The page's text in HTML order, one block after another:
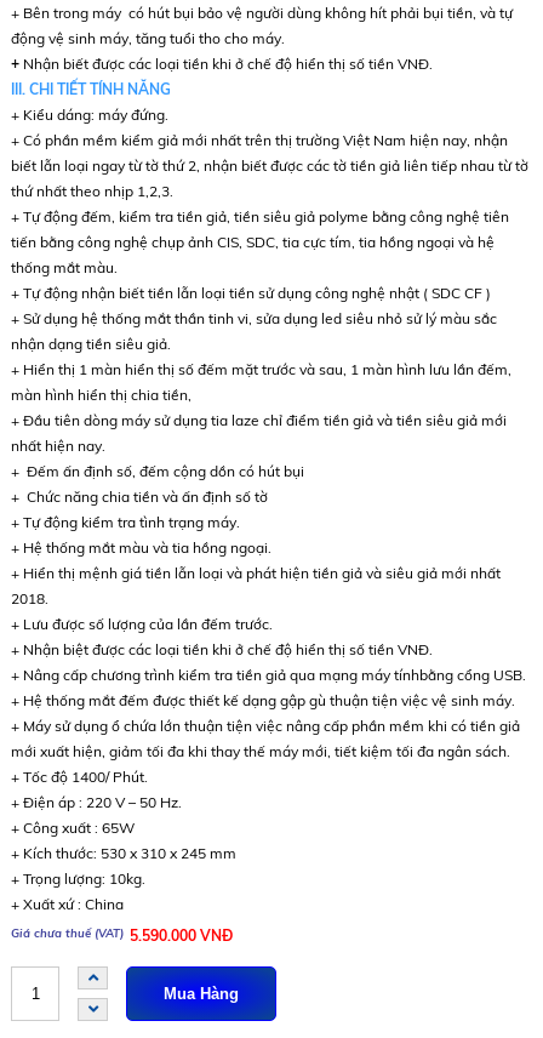
+ Bên trong máy có hút bụi bảo vệ người dùng không hít phải bụi tiền, và tự
động vệ sinh máy, tăng tuổi tho cho máy.
+ Nhận biết được các loại tiền khi ở chế độ hiển thị số tiền VNĐ.
III. CHI TIẾT TÍNH NĂNG
+ Kiểu dáng: máy đứng.
+ Có phần mềm kiểm giả mới nhất trên thị trường Việt Nam hiện nay, nhận
biết lẫn loại ngay từ tờ thứ 2, nhận biết được các tờ tiền giả liên tiếp nhau từ tờ
thứ nhất theo nhịp 1,2,3.
+ Tự động đếm, kiểm tra tiền giả, tiền siêu giả polyme bằng công nghệ tiên
tiến bằng công nghệ chụp ảnh CIS, SDC, tia cực tím, tia hồng ngoại và hệ
thống mắt màu.
+ Tự động nhận biết tiền lẫn loại tiền sử dụng công nghệ nhật ( SDC CF )
+ Sử dụng hệ thống mắt thần tinh vi, sửa dụng led siêu nhỏ sử lý màu sắc
nhận dạng tiền siêu giả.
+ Hiển thị 1 màn hiển thị số đếm mặt trước và sau, 1 màn hình lưu lần đếm,
màn hình hiển thị chia tiền,
+ Đầu tiên dòng máy sử dụng tia laze chỉ điểm tiền giả và tiền siêu giả mới
nhất hiện nay.
+ Đếm ấn định số, đếm cộng dồn có hút bụi
+ Chức năng chia tiền và ấn định số tờ
+ Tự động kiểm tra tình trạng máy.
+ Hệ thống mắt màu và tia hồng ngoại.
+ Hiển thị mệnh giá tiền lẫn loại và phát hiện tiền giả và siêu giả mới nhất
2018.
+ Lưu được số lượng của lần đếm trước.
+ Nhận biệt được các loại tiền khi ở chế độ hiển thị số tiền VNĐ.
+ Nâng cấp chương trình kiểm tra tiền giả qua mạng máy tínhbằng cổng USB.
+ Hệ thống mắt đếm được thiết kế dạng gập gù thuận tiện việc vệ sinh máy.
+ Máy sử dụng ổ chứa lớn thuận tiện việc nâng cấp phần mềm khi có tiền giả
mới xuất hiện, giảm tối đa khi thay thế máy mới, tiết kiệm tối đa ngân sách.
+ Tốc độ 1400/ Phút.
+ Điện áp : 220 V – 50 Hz.
+ Công xuất : 65W
+ Kích thước: 530 x 310 x 245 mm
+ Trọng lượng: 10kg.
+ Xuất xứ : China
5.590.000 VNĐ